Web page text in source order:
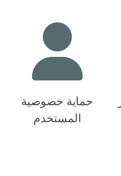
حماية خصوصية
المستخدم